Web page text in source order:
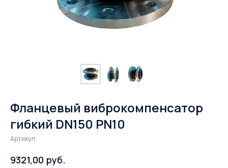
Фланцевый виброкомпенсатор
гибкий DN150 PN10
Артикул:
9321,00 руб.